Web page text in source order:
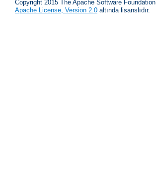
Copyright 2015 The Apache Software Foundation.
Apache License, Version 2.0 altında lisanslıdır.